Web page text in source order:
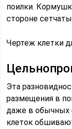
поилки.
стороне
Чертеж клетки
Эта
размещения в
даже в обычных
клеток